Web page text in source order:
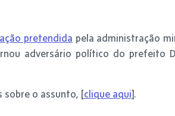
pretendida pela administração
adversário político do prefeito
sobre o assunto, [clique aqui].